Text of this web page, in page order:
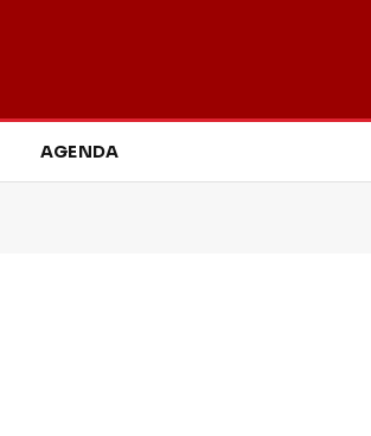
AGENDA